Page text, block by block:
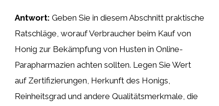
Antwort: Geben Sie in diesem Abschnitt praktische
Ratschläge, worauf Verbraucher beim Kauf von
Honig zur Bekämpfung von Husten in Online-
Parapharmazien achten sollten. Legen Sie Wert
auf Zertifizierungen, Herkunft des Honigs,
Reinheitsgrad und andere Qualitätsmerkmale, die